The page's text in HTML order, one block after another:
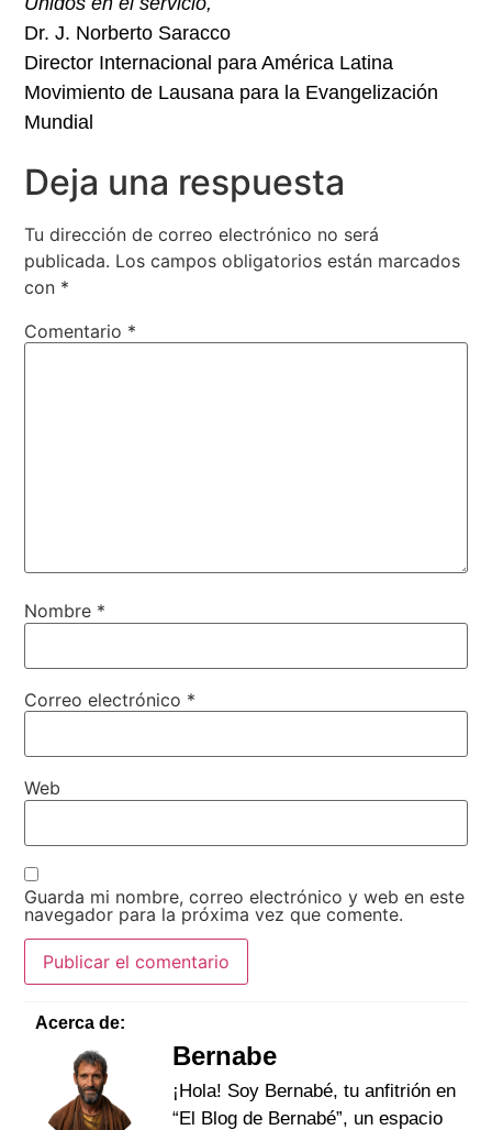
Dr. J. Norberto Saracco
Director Internacional para América Latina
Movimiento de Lausana para la Evangelización
Mundial
Deja una respuesta
Tu dirección de correo electrónico no será
publicada. Los campos obligatorios están marcados
con *
Comentario *
Nombre *
Correo electrónico *
Web
Guarda mi nombre, correo electrónico y web en este
navegador para la próxima vez que comente.
Acerca de:
Bernabe
¡Hola! Soy Bernabé, tu anfitrión en
“El Blog de Bernabé”, un espacio